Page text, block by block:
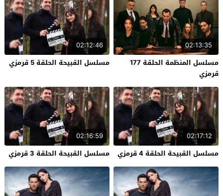
02:13:35
مسلسل المنظمة الحلقة 177
قرمزي
02:12:46
مسلسل القبيحة الحلقة 5 قرمزي
02:17:12
مسلسل القبيحة الحلقة 4 قرمزي
02:16:59
مسلسل القبيحة الحلقة 3 قرمزي